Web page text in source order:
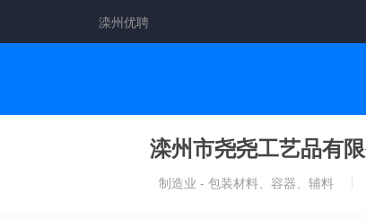
滦州优聘
滦州市尧尧工艺品有
制造业 - 包装材料、容器、辅料